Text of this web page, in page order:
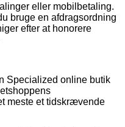
eller mobilbetaling.
bruge en afdragsordning
efter at honorere
Specialized online butik
meste et tidskrævende